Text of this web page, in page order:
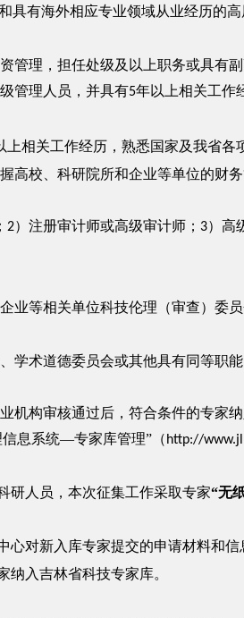
具有海外相应专业领域从业经历的高
理，担任处级及以上职务或具有副
管理人员，并具有5年以上相关工作
上相关工作经历，熟悉国家及我省
高校、科研院所和企业等单位的财
2）注册审计师或高级审计师； 3）高
等相关单位科技伦理（审查）委员
术道德委员会或其他具有同等职能
构审核通过后，符合条件的专家纳
息系统—专家库管理”（ http://
研人员，本次征集工作采取专家“无
对新入库专家提交的申请材料和信
入吉林省科技专家库。